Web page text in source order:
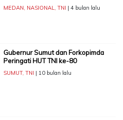
MEDAN, NASIONAL, TNI | 4 bulan lalu
Gubernur Sumut dan Forkopimda
Peringati HUT TNI ke-80
SUMUT, TNI | 10 bulan lalu